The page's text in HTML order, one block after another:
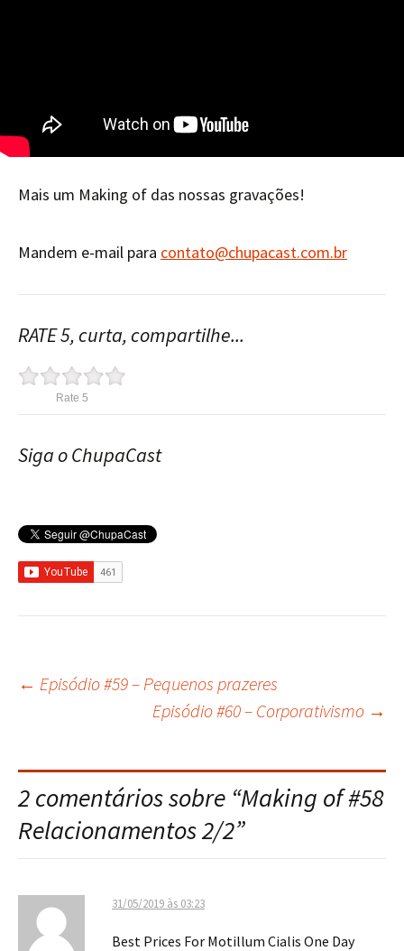
Mais um Making of das nossas gravações!
Mandem e-mail para contato@chupacast.com.br
RATE 5, curta, compartilhe...
Rate 5
Siga o ChupaCast
Navegação
do
post
← Episódio #59 – Pequenos prazeres
Episódio #60 – Corporativismo →
2 comentários sobre “Making of #58
Relacionamentos 2/2”
31/05/2019 às 03:23
Best Prices For Motillum Cialis One Day